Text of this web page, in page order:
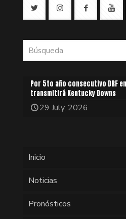
Por 5to año consecutivo DRF
transmitirá Kentucky Downs
29 July, 2026
Inicio
Noticias
Pronósticos